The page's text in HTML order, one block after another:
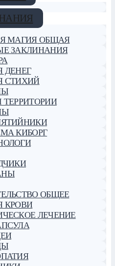
МАГИЯ ОБЩАЯ
ЗАКЛИНАНИЯ
ДЕНЕГ
СТИХИЙ
ТЕРРИТОРИИ
КИБОРГ
ОБЩЕЕ
КРОВИ
ЛЕЧЕНИЕ